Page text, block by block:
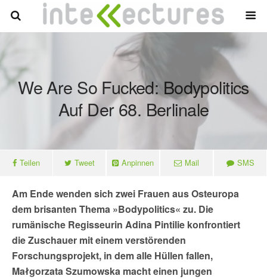
We Are So Fucked: Bodypolitics
Auf Der 68. Berlinale
Teilen Tweet Anpinnen Mail SMS
Am Ende wenden sich zwei Frauen aus Osteuropa
dem brisanten Thema »Bodypolitics« zu. Die
rumänische Regisseurin Adina Pintilie konfrontiert
die Zuschauer mit einem verstörenden
Forschungsprojekt, in dem alle Hüllen fallen,
Małgorzata Szumowska macht einen jungen